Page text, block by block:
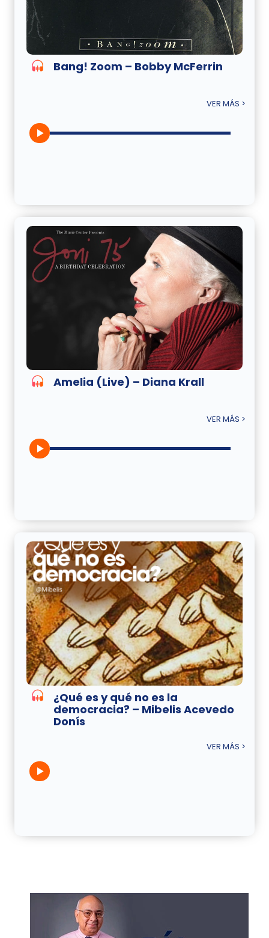
Bang! Zoom – Bobby McFerrin
VER MÁS >
Amelia (Live) – Diana Krall
VER MÁS >
¿Qué es y qué no es la
democracia? – Mibelis Acevedo
Donís
VER MÁS >